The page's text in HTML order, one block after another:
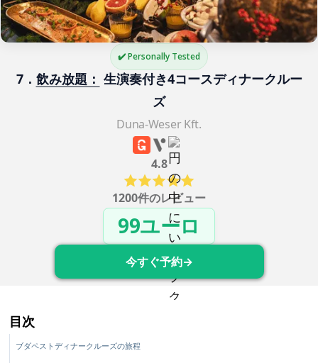
✔️ Personally Tested
7． 飲み放題： 生演奏付き4コースディナークルー
ズ
Duna-Weser Kft.
4.8
1200件のレビュー
99ユーロ
今すぐ予約→
目次
ブダペストディナークルーズの旅程